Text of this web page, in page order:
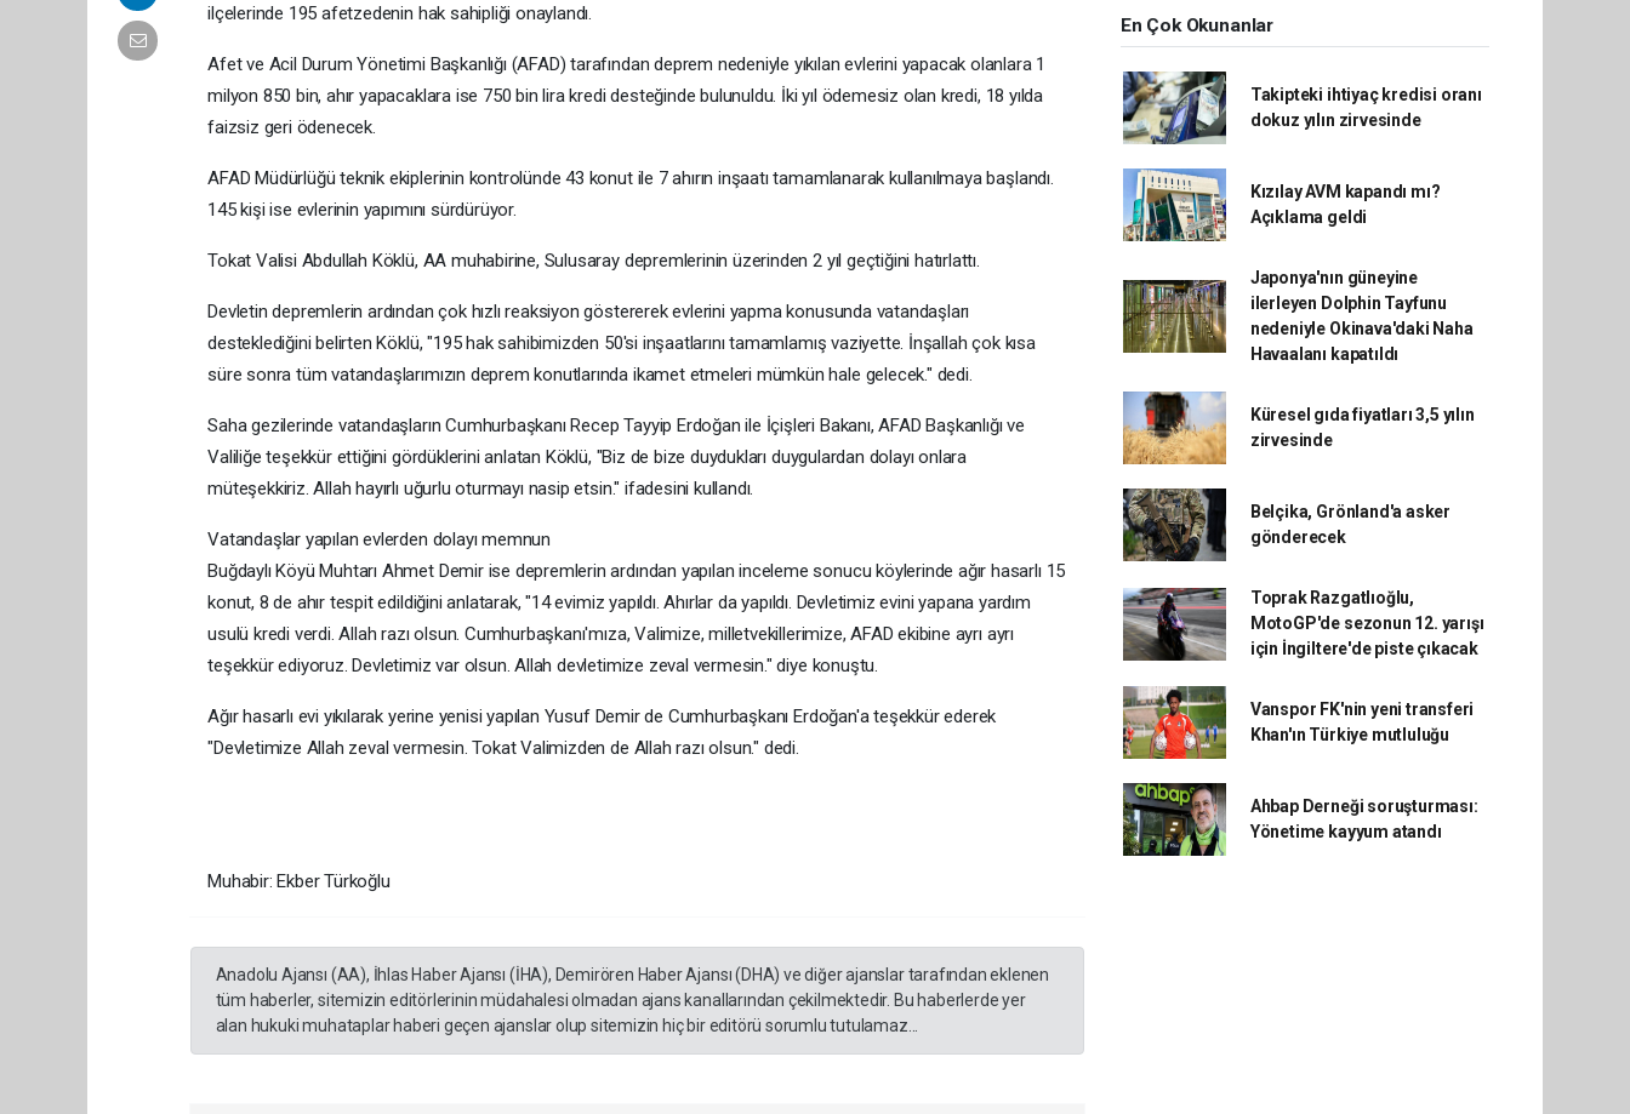
ilçelerinde 195 afetzedenin hak sahipliği onaylandı.
Afet ve Acil Durum Yönetimi Başkanlığı (AFAD) tarafından deprem nedeniyle yıkılan evlerini yapacak olanlara 1
milyon 850 bin, ahır yapacaklara ise 750 bin lira kredi desteğinde bulunuldu. İki yıl ödemesiz olan kredi, 18 yılda
faizsiz geri ödenecek.
AFAD Müdürlüğü teknik ekiplerinin kontrolünde 43 konut ile 7 ahırın inşaatı tamamlanarak kullanılmaya başlandı.
145 kişi ise evlerinin yapımını sürdürüyor.
Tokat Valisi Abdullah Köklü, AA muhabirine, Sulusaray depremlerinin üzerinden 2 yıl geçtiğini hatırlattı.
Devletin depremlerin ardından çok hızlı reaksiyon göstererek evlerini yapma konusunda vatandaşları
desteklediğini belirten Köklü, "195 hak sahibimizden 50'si inşaatlarını tamamlamış vaziyette. İnşallah çok kısa
süre sonra tüm vatandaşlarımızın deprem konutlarında ikamet etmeleri mümkün hale gelecek." dedi.
Saha gezilerinde vatandaşların Cumhurbaşkanı Recep Tayyip Erdoğan ile İçişleri Bakanı, AFAD Başkanlığı ve
Valiliğe teşekkür ettiğini gördüklerini anlatan Köklü, "Biz de bize duydukları duygulardan dolayı onlara
müteşekkiriz. Allah hayırlı uğurlu oturmayı nasip etsin." ifadesini kullandı.
Vatandaşlar yapılan evlerden dolayı memnun
Buğdaylı Köyü Muhtarı Ahmet Demir ise depremlerin ardından yapılan inceleme sonucu köylerinde ağır hasarlı 15
konut, 8 de ahır tespit edildiğini anlatarak, "14 evimiz yapıldı. Ahırlar da yapıldı. Devletimiz evini yapana yardım
usulü kredi verdi. Allah razı olsun. Cumhurbaşkanı'mıza, Valimize, milletvekillerimize, AFAD ekibine ayrı ayrı
teşekkür ediyoruz. Devletimiz var olsun. Allah devletimize zeval vermesin." diye konuştu.
Ağır hasarlı evi yıkılarak yerine yenisi yapılan Yusuf Demir de Cumhurbaşkanı Erdoğan'a teşekkür ederek
"Devletimize Allah zeval vermesin. Tokat Valimizden de Allah razı olsun." dedi.
Muhabir: Ekber Türkoğlu
Anadolu Ajansı (AA), İhlas Haber Ajansı (İHA), Demirören Haber Ajansı (DHA) ve diğer ajanslar tarafından eklenen
tüm haberler, sitemizin editörlerinin müdahalesi olmadan ajans kanallarından çekilmektedir. Bu haberlerde yer
alan hukuki muhataplar haberi geçen ajanslar olup sitemizin hiç bir editörü sorumlu tutulamaz...
En Çok Okunanlar
Takipteki ihtiyaç kredisi oranı
dokuz yılın zirvesinde
Kızılay AVM kapandı mı?
Açıklama geldi
Japonya'nın güneyine
ilerleyen Dolphin Tayfunu
nedeniyle Okinava'daki Naha
Havaalanı kapatıldı
Küresel gıda fiyatları 3,5 yılın
zirvesinde
Belçika, Grönland'a asker
gönderecek
Toprak Razgatlıoğlu,
MotoGP'de sezonun 12. yarışı
için İngiltere'de piste çıkacak
Vanspor FK'nin yeni transferi
Khan'ın Türkiye mutluluğu
Ahbap Derneği soruşturması:
Yönetime kayyum atandı